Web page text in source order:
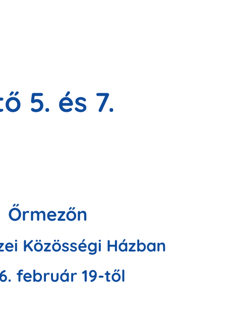
5. és 7.
Őrmezőn
Közösségi Házban
február 19-től